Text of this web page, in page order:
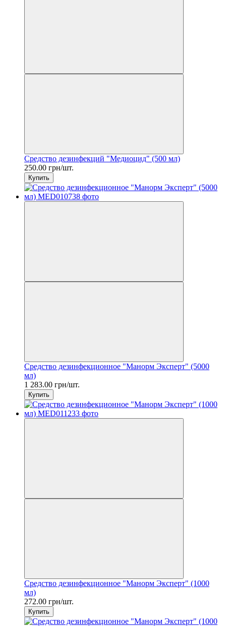
Средство дезинфекций "Медиоцид" (500 мл)
250.00 грн/шт.
Купить
Средство дезинфекционное "Манорм Эксперт" (5000
мл)
1 283.00 грн/шт.
Купить
Средство дезинфекционное "Манорм Эксперт" (1000
мл)
272.00 грн/шт.
Купить